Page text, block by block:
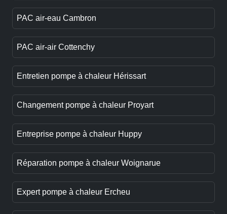
PAC air-eau Cambron
PAC air-air Cottenchy
Entretien pompe à chaleur Hérissart
Changement pompe à chaleur Proyart
Entreprise pompe à chaleur Huppy
Réparation pompe à chaleur Woignarue
Expert pompe à chaleur Ercheu